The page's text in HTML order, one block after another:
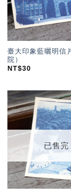
臺大印象藍曬明信
院）
NT$30
已售完